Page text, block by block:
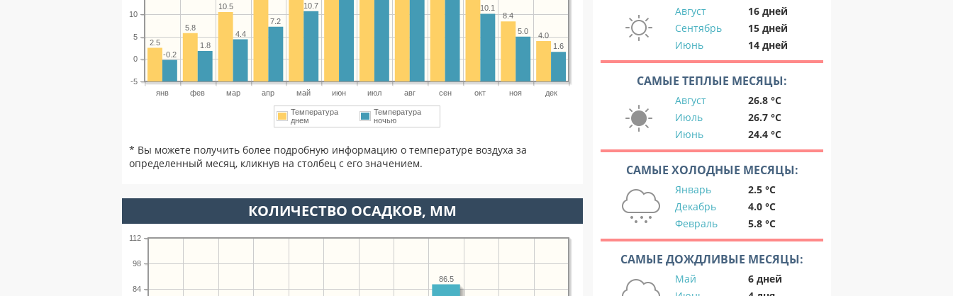
янв фев мар апр май июн июл авг сен окт ноя дек
-5
0
5
10
4.0
8.4
10.5
5.8
2.5
1.6
5.0
10.1
10.7
7.2
4.4
1.8
-0.2
Температура
днем
Температура
ночью
* Вы можете получить более подробную информацию о температуре воздуха за
определенный месяц, кликнув на столбец с его значением.
КОЛИЧЕСТВО ОСАДКОВ, ММ
84
98
112
86.5
Август
16 дней
Сентябрь
15 дней
Июнь
14 дней
САМЫЕ ТЕПЛЫЕ МЕСЯЦЫ:
Август
26.8 °C
Июль
26.7 °C
Июнь
24.4 °C
САМЫЕ ХОЛОДНЫЕ МЕСЯЦЫ:
Январь
2.5 °C
Декабрь
4.0 °C
Февраль
5.8 °C
САМЫЕ ДОЖДЛИВЫЕ МЕСЯЦЫ:
Май
6 дней